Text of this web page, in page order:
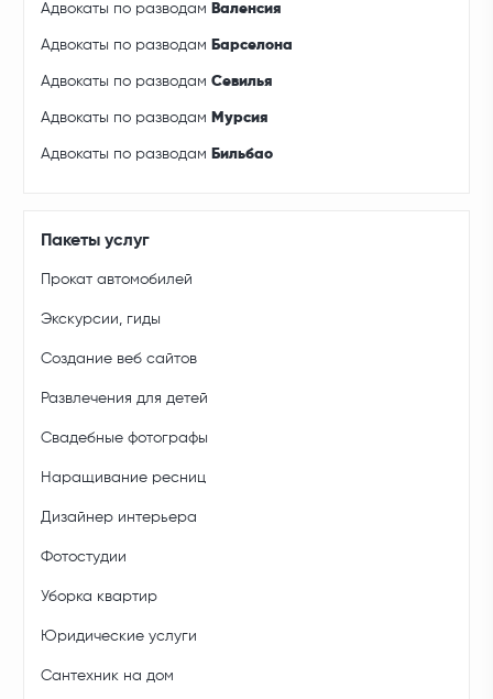
Адвокаты по разводам Валенсия
Адвокаты по разводам Барселона
Адвокаты по разводамСевилья
Адвокаты по разводам Мурсия
Адвокаты по разводам Бильбао
Пакеты услуг
Прокат автомобилей
Экскурсии, гиды
Создание веб сайтов
Развлечения для детей
Свадебные фотографы
Наращивание ресниц
Дизайнер интерьера
Фотостудии
Уборка квартир
Юридические услуги
Сантехник на дом